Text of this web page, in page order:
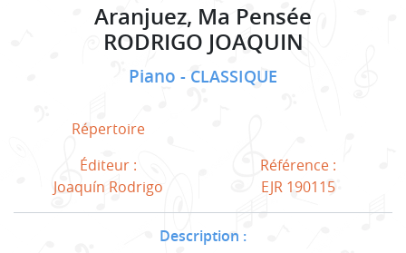
Aranjuez, Ma Pensée
RODRIGO JOAQUIN
Piano CLASSIQUE
Répertoire
Éditeur :
Joaquín Rodrigo
Référence :
EJR 190115
Description :